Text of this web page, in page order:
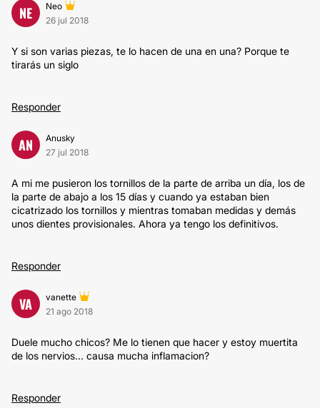
NE
Neo
26 jul 2018
Y si son varias piezas, te lo hacen de una en una? Porque te
tirarás un siglo
Responder
AN
Anusky
27 jul 2018
A mi me pusieron los tornillos de la parte de arriba un día, los de
la parte de abajo a los 15 días y cuando ya estaban bien
cicatrizado los tornillos y mientras tomaban medidas y demás
unos dientes provisionales. Ahora ya tengo los definitivos.
Responder
VA
vanette
21 ago 2018
Duele mucho chicos? Me lo tienen que hacer y estoy muertita
de los nervios... causa mucha inflamacion?
Responder